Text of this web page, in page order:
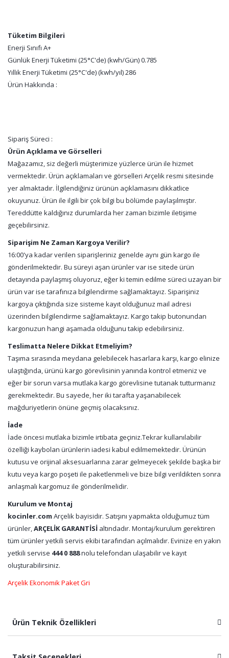
Tüketim Bilgileri
Enerji Sınıfı A+
Günlük Enerji Tüketimi (25°C'de) (kwh/Gün) 0.785
Yıllık Enerji Tüketimi (25°C'de) (kwh/yıl) 286
Ürün Hakkında :
Sipariş Süreci :
Ürün Açıklama ve Görselleri
Mağazamız, siz değerli müşterimize yüzlerce ürün ile hizmet
vermektedir. Ürün açıklamaları ve görselleri Arçelik resmi sitesinde
yer almaktadır. İlgilendiğiniz ürünün açıklamasını dikkatlice
okuyunuz. Ürün ile ilgili bir çok bilgi bu bölümde paylaşılmıştır.
Tereddütte kaldığınız durumlarda her zaman bizimle iletişime
geçebilirsiniz.
Siparişim Ne Zaman Kargoya Verilir?
16:00'ya kadar verilen siparişleriniz genelde aynı gün kargo ile
gönderilmektedir. Bu süreyi aşan ürünler var ise sitede ürün
detayında paylaşmış oluyoruz, eğer ki temin edilme süreci uzayan bir
ürün var ise tarafınıza bilgilendirme sağlamaktayız. Siparişiniz
kargoya çıktığında size sisteme kayıt olduğunuz mail adresi
üzerinden bilgilendirme sağlamaktayız. Kargo takip butonundan
kargonuzun hangi aşamada olduğunu takip edebilirsiniz.
Teslimatta Nelere Dikkat Etmeliyim?
Taşıma sırasında meydana gelebilecek hasarlara karşı, kargo elinize
ulaştığında, ürünü kargo görevlisinin yanında kontrol etmeniz ve
eğer bir sorun varsa mutlaka kargo görevlisine tutanak tutturmanız
gerekmektedir. Bu sayede, her iki tarafta yaşanabilecek
mağduriyetlerin önüne geçmiş olacaksınız.
İade
İade öncesi mutlaka bizimle irtibata geçiniz.Tekrar kullanılabilir
özelliği kaybolan ürünlerin iadesi kabul edilmemektedir. Ürünün
kutusu ve orijinal aksesuarlarına zarar gelmeyecek şekilde başka bir
kutu veya kargo poşeti ile paketlenmeli ve bize bilgi verildikten sonra
anlaşmalı kargomuz ile gönderilmelidir.
Kurulum ve Montaj
kocinler.com Arçelik bayisidir. Satışını yapmakta olduğumuz tüm
ürünler,ARÇELİK GARANTİSİ altındadır. Montaj/kurulum gerektiren
tüm ürünler yetkili servis ekibi tarafından açılmalıdır. Evinize en yakın
yetkili servise 444 0 888nolu telefondan ulaşabilir ve kayıt
oluşturabilirsiniz.
Arçelik Ekonomik Paket Gri
Ürün Teknik Özellikleri